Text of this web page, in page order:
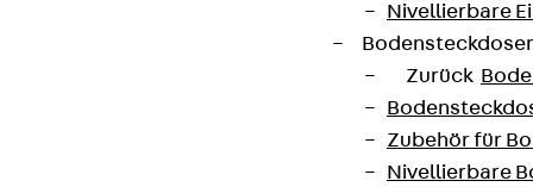
Nivellierbare
Zurück
Zubehör für
Nivellierbare